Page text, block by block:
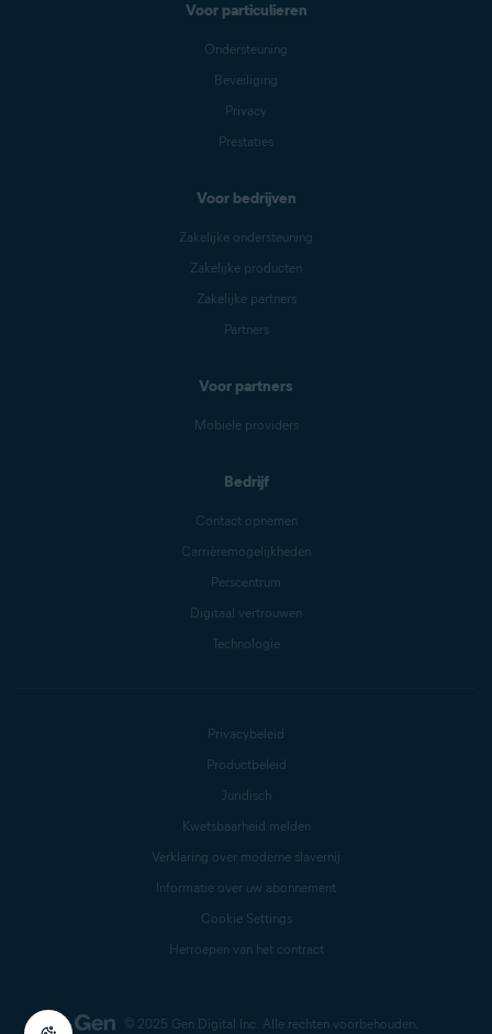
Voor particulieren
Ondersteuning
Beveiliging
Privacy
Prestaties
Voor bedrijven
Zakelijke ondersteuning
Zakelijke producten
Zakelijke partners
Partners
Voor partners
Mobiele providers
Bedrijf
Contact opnemen
Carrièremogelijkheden
Perscentrum
Digitaal vertrouwen
Technologie
© 2025 Gen Digital Inc. Alle rechten voorbehouden.
Privacybeleid
Productbeleid
Juridisch
Kwetsbaarheid melden
Verklaring over moderne slavernij
Informatie over uw abonnement
Cookie Settings
Herroepen van het contract